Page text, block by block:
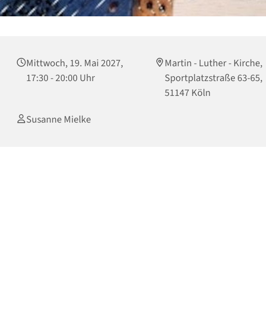
Mittwoch, 19. Mai 2027,
17:30 - 20:00 Uhr
Martin - Luther - Kirche,
Sportplatzstraße 63-65,
51147 Köln
Susanne Mielke